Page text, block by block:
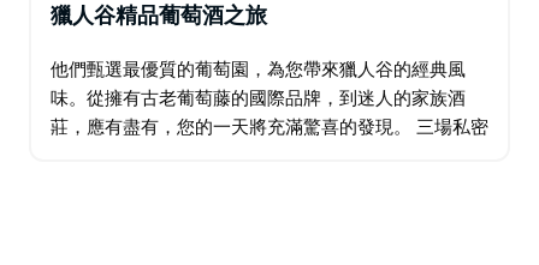
獵人谷精品葡萄酒之旅
他們甄選最優質的葡萄園，為您帶來獵人谷的經典風
味。從擁有古老葡萄藤的國際品牌，到迷人的家族酒
莊，應有盡有，您的一天將充滿驚喜的發現。 三場私密